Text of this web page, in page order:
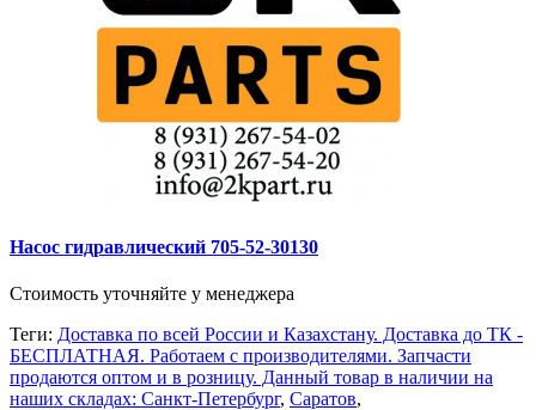
Насос гидравлический 705-52-30130
Стоимость уточняйте у менеджера
Теги: Доставка по всей России и Казахстану. Доставка до ТК -
БЕСПЛАТНАЯ. Работаем c производителями. Запчасти
продаются оптом и в розницу. Данный товар в наличии на
наших складах: Санкт-Петербург, Саратов,